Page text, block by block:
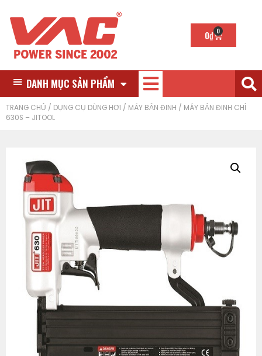
0₫ 0
DANH MỤC SẢN PHẨM
TRANG CHỦ / DỤNG CỤ DÙNG HƠI / MÁY BẮN ĐINH / MÁY BẮN ĐINH CHỈ
630S – JITOOL